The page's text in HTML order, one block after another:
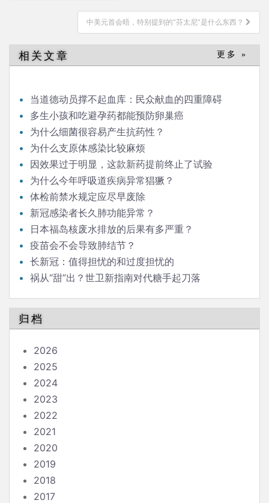
中美元首会晤，特别提到的“芬太尼”是什么东西？
相关文章 更多 »
当道德动员撑不起血库：民众献血的四重障碍
多生小孩和吃避孕药都能预防卵巢癌
为什么细菌很容易产生抗药性？
为什么支原体感染比较麻烦
因效果过于明显，这款新药提前终止了试验
为什么今年呼吸道疾病异常猖獗？
体检前禁水规定应尽早废除
新冠感染者长久肺功能异常？
日本福岛核废水排放的后果有多严重？
疫苗会不会导致肺结节？
长新冠：值得担忧的和过度担忧的
祸从“甜”出？世卫新指南对代糖手起刀落
归档
2026
2025
2024
2023
2022
2021
2020
2019
2018
2017